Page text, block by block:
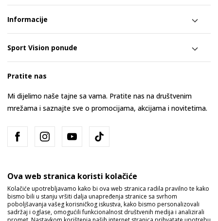
Informacije
Sport Vision ponude
Pratite nas
Mi dijelimo naše tajne sa vama. Pratite nas na društvenim
mrežama i saznajte sve o promocijama, akcijama i novitetima.
Bosna i Hercegovina Promijenite
Ova web stranica koristi kolačiće
Kolačiće upotrebljavamo kako bi ova web stranica radila pravilno te kako
bismo bili u stanju vršiti dalja unapređenja stranice sa svrhom
poboljšavanja vašeg korisničkog iskustva, kako bismo personalizovali
sadržaj i oglase, omogućili funkcionalnost društvenih medija i analizirali